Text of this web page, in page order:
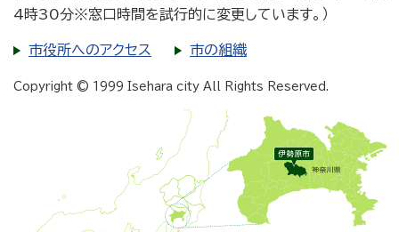
4時30分※窓口時間を試行的に変更しています。）
市役所へのアクセス 市の組織
Copyright © 1999 Isehara city All Rights Reserved.